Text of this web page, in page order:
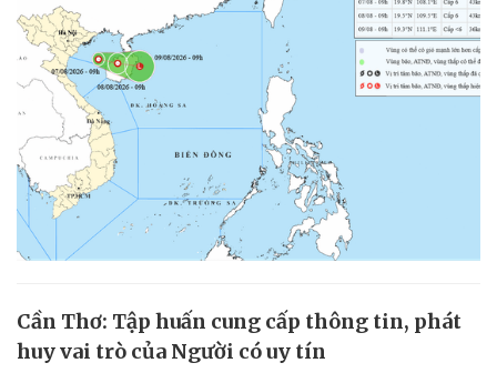
Cần Thơ: Tập huấn cung cấp thông tin, phát
huy vai trò của Người có uy tín